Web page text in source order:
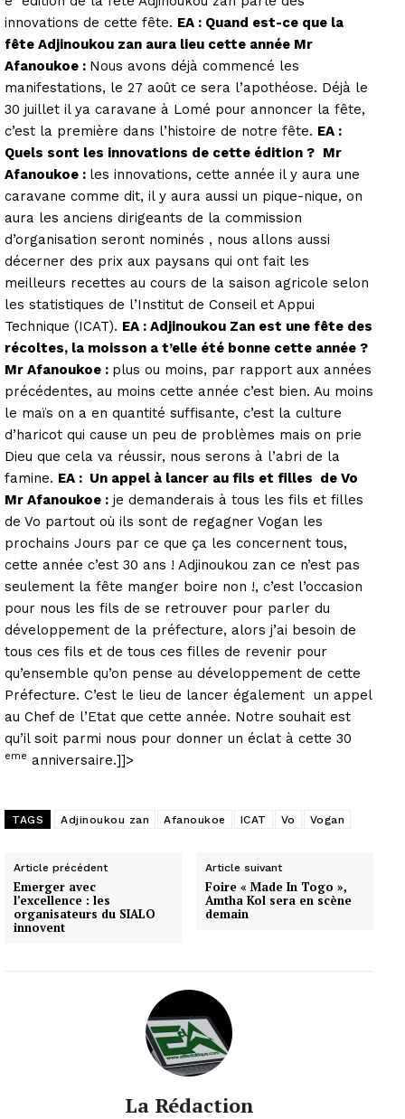
innovations de cette fête. EA : Quand est-ce que la
fête Adjinoukou zan aura lieu cette année Mr
Afanoukoe : Nous avons déjà commencé les
manifestations, le 27 août ce sera l’apothéose. Déjà le
30 juillet il ya caravane à Lomé pour annoncer la fête,
c’est la première dans l’histoire de notre fête. EA :
Quels sont les innovations de cette édition ? Mr
Afanoukoe : les innovations, cette année il y aura une
caravane comme dit, il y aura aussi un pique-nique, on
aura les anciens dirigeants de la commission
d’organisation seront nominés , nous allons aussi
décerner des prix aux paysans qui ont fait les
meilleurs recettes au cours de la saison agricole selon
les statistiques de l’Institut de Conseil et Appui
Technique (ICAT). EA : Adjinoukou Zan est une fête des
récoltes, la moisson a t’elle été bonne cette année ?
Mr Afanoukoe : plus ou moins, par rapport aux années
précédentes, au moins cette année c’est bien. Au moins
le maïs on a en quantité suffisante, c’est la culture
d’haricot qui cause un peu de problèmes mais on prie
Dieu que cela va réussir, nous serons à l’abri de la
famine. EA : Un appel à lancer au fils et filles de Vo
Mr Afanoukoe : je demanderais à tous les fils et filles
de Vo partout où ils sont de regagner Vogan les
prochains Jours par ce que ça les concernent tous,
cette année c’est 30 ans ! Adjinoukou zan ce n’est pas
seulement la fête manger boire non !, c’est l’occasion
pour nous les fils de se retrouver pour parler du
développement de la préfecture, alors j’ai besoin de
tous ces fils et de tous ces filles de revenir pour
qu’ensemble qu’on pense au développement de cette
Préfecture. C’est le lieu de lancer également un appel
au Chef de l’Etat que cette année. Notre souhait est
qu’il soit parmi nous pour donner un éclat à cette 30
eme anniversaire.]]>
TAGS Adjinoukou zan Afanoukoe ICAT Vo Vogan
Article précédent
Emerger avec
l’excellence : les
organisateurs du SIALO
innovent
Article suivant
Foire « Made In Togo »,
Amtha Kol sera en scène
demain
La Rédaction